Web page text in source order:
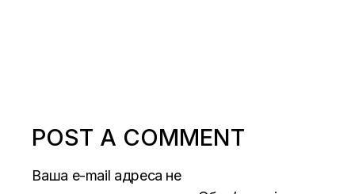
POST A COMMENT
Ваша e-mail адреса не